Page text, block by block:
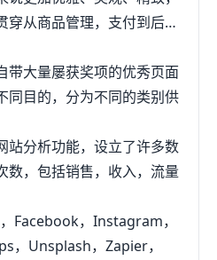
穿从商品管理，支付到后期
带大量屡获奖项的优秀页面
同目的，分为不同的类别供
站分析功能，设立了许多数
数，包括销售，收入，流量
Facebook，Instagram，
，Unsplash，Zapier，